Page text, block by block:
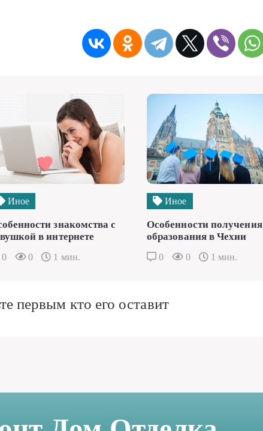
Иное
знакомства с
в интернете
0 1 мин.
Иное
Особенности получения
образования в Чехии
0 0 1 мин.
первым кто его оставит